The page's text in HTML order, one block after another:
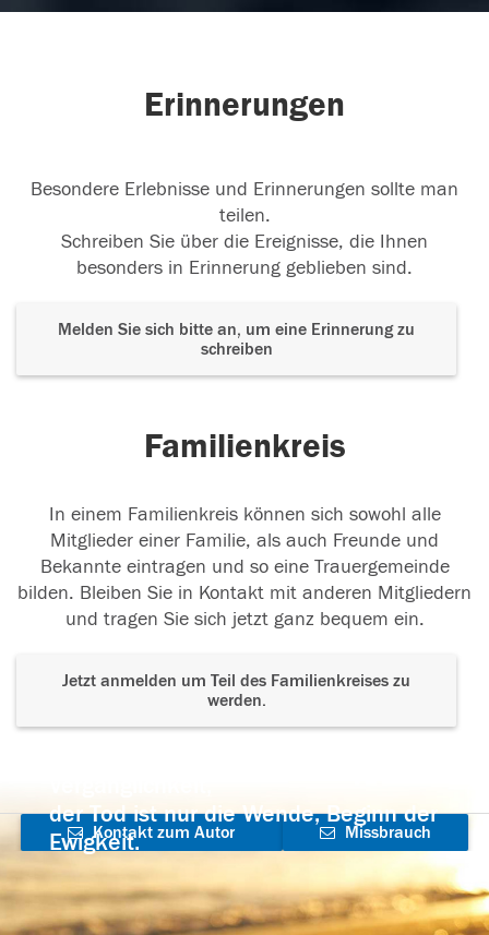
Erinnerungen
Besondere Erlebnisse und Erinnerungen sollte man
teilen.
Schreiben Sie über die Ereignisse, die Ihnen
besonders in Erinnerung geblieben sind.
Melden Sie sich bitte an, um eine Erinnerung zu
schreiben
Familienkreis
In einem Familienkreis können sich sowohl alle
Mitglieder einer Familie, als auch Freunde und
Bekannte eintragen und so eine Trauergemeinde
bilden. Bleiben Sie in Kontakt mit anderen Mitgliedern
und tragen Sie sich jetzt ganz bequem ein.
Jetzt anmelden um Teil des Familienkreises zu
werden.
der Tod ist nur die Wende, Beginn der
Ewigkeit.
Kontakt zum Autor
aufnehmen
Missbrauch